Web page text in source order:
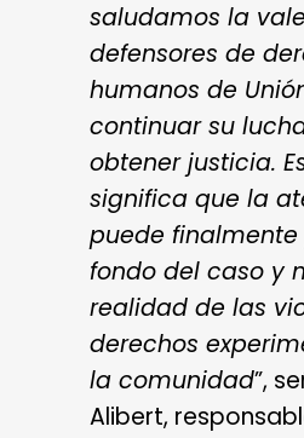
saludamos la
defensores de
humanos de
continuar su
obtener justicia.
significa que la
puede
fondo del caso y
realidad de las
derechos
la comunidad”,
Alibert,